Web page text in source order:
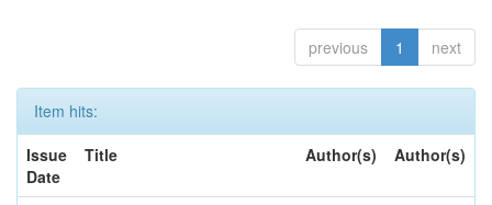
previous 1 next
Item hits:
Issue
Date
Title Author(s) Author(s)